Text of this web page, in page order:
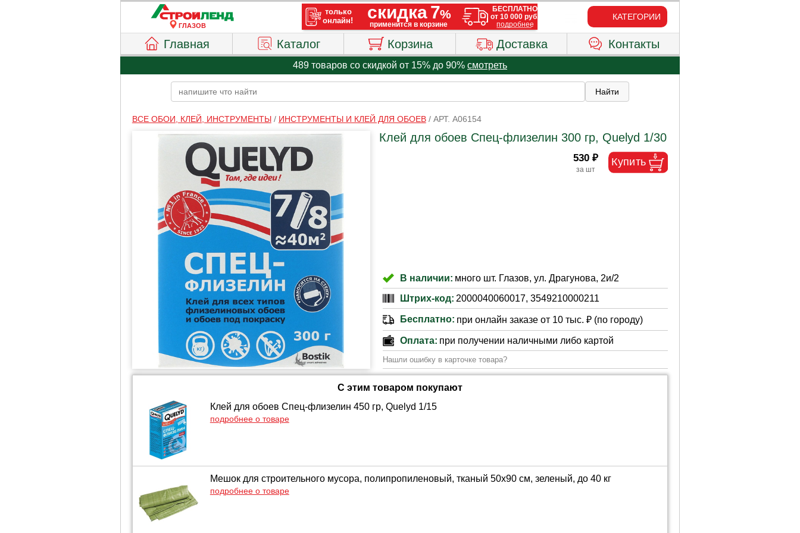
ГЛАЗОВ
КАТЕГОРИИ
Главная Каталог Корзина Доставка Контакты
489 товаров со скидкой от 15% до 90% смотреть
ВСЕ ОБОИ, КЛЕЙ, ИНСТРУМЕНТЫ/ ИНСТРУМЕНТЫ И КЛЕЙ ДЛЯ ОБОЕВ/ АРТ. A06154
Клей для обоев Спец-флизелин 300 гр, Quelyd 1/30
530 ₽
В наличии: много шт. Глазов, ул. Драгунова, 2и/2
Штрих-код: 2000040060017, 3549210000211
Бесплатно: при онлайн заказе от 10 тыс. ₽ (по городу)
Оплата: при получении наличными либо картой
Нашли ошибку в карточке товара?
С этим товаром покупают
Клей для обоев Спец-флизелин 450 гр, Quelyd 1/15
подробнее о товаре
Мешок для строительного мусора, полипропиленовый, тканый 50х90 см, зеленый, до 40 кг
подробнее о товаре